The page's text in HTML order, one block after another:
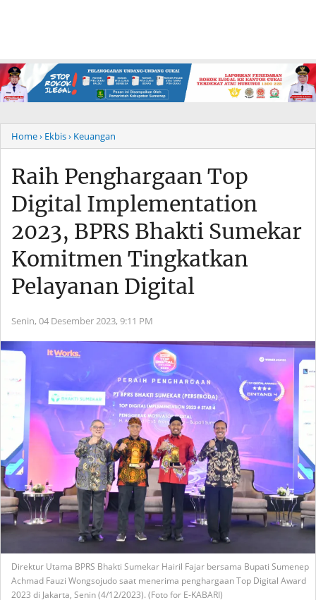
Home› Ekbis› Keuangan
Raih Penghargaan Top
Digital Implementation
2023, BPRS Bhakti Sumekar
Komitmen Tingkatkan
Pelayanan Digital
Senin, 04 Desember 2023, 9:11 PM
Direktur Utama BPRS Bhakti Sumekar Hairil Fajar bersama Bupati Sumenep
Achmad Fauzi Wongsojudo saat menerima penghargaan Top Digital Award
2023 di Jakarta, Senin (4/12/2023). (Foto for E-KABARI)